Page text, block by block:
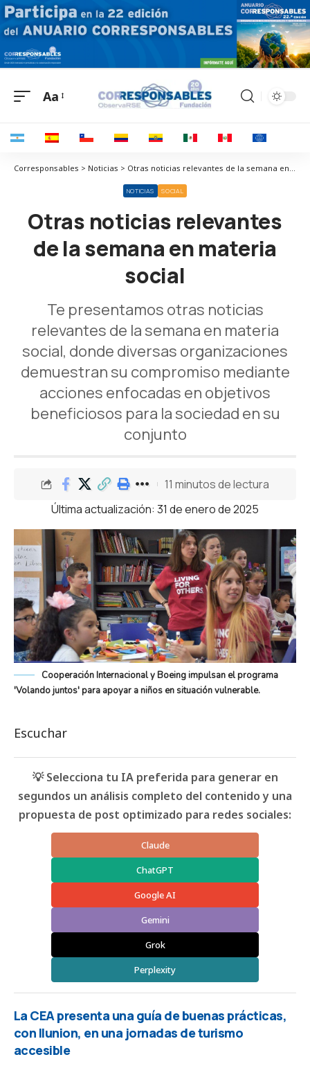
Aa
Corresponsables > Noticias > Otras noticias relevantes de la semana en materia social
NOTICIAS SOCIAL
Otras noticias relevantes
de la semana en materia
social
Te presentamos otras noticias
relevantes de la semana en materia
social, donde diversas organizaciones
demuestran su compromiso mediante
acciones enfocadas en objetivos
beneficiosos para la sociedad en su
conjunto
Última actualización: 31 de enero de 2025
11 minutos de lectura
Cooperación Internacional y Boeing impulsan el programa
'Volando juntos' para apoyar a niños en situación vulnerable.
Escuchar
💡 Selecciona tu IA preferida para generar en
segundos un análisis completo del contenido y una
propuesta de post optimizado para redes sociales:
Claude
ChatGPT
Google AI
Gemini
Grok
Perplexity
La CEA presenta una guía de buenas prácticas,
con Ilunion, en una jornadas de turismo
accesible